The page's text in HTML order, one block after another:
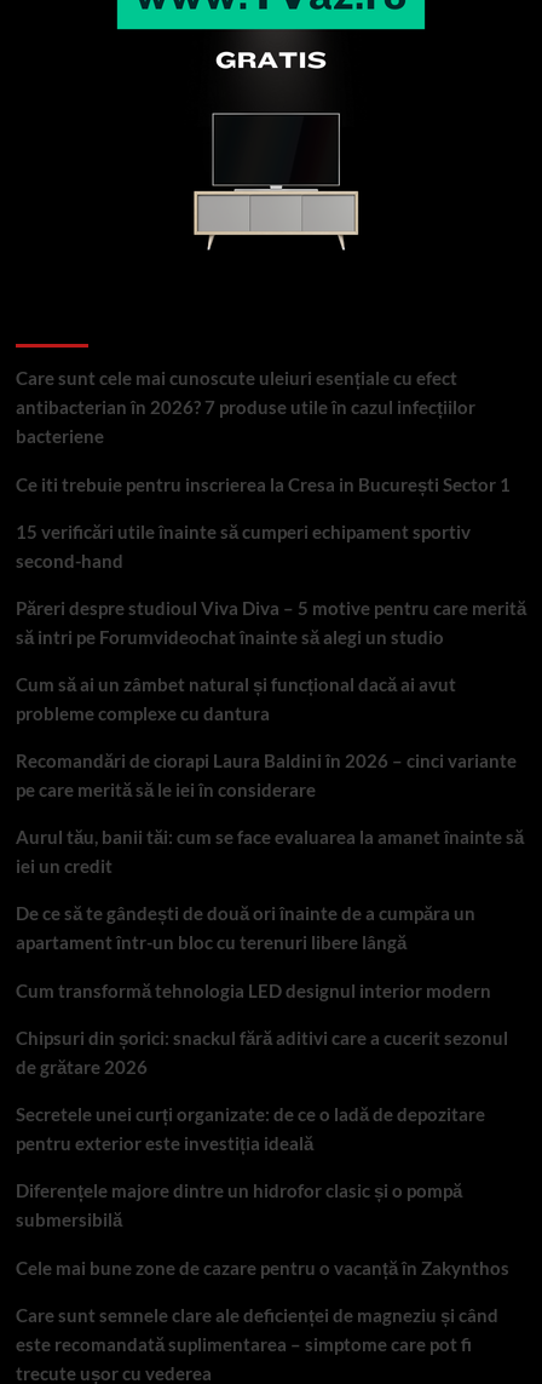
Care sunt cele mai cunoscute uleiuri esențiale cu efect
antibacterian în 2026? 7 produse utile în cazul infecțiilor
bacteriene
Ce iti trebuie pentru inscrierea la Cresa in București Sector 1
15 verificări utile înainte să cumperi echipament sportiv
second-hand
Păreri despre studioul Viva Diva – 5 motive pentru care merită
să intri pe Forumvideochat înainte să alegi un studio
Cum să ai un zâmbet natural și funcțional dacă ai avut
probleme complexe cu dantura
Recomandări de ciorapi Laura Baldini în 2026 – cinci variante
pe care merită să le iei în considerare
Aurul tău, banii tăi: cum se face evaluarea la amanet înainte să
iei un credit
De ce să te gândești de două ori înainte de a cumpăra un
apartament într-un bloc cu terenuri libere lângă
Cum transformă tehnologia LED designul interior modern
Chipsuri din șorici: snackul fără aditivi care a cucerit sezonul
de grătare 2026
Secretele unei curți organizate: de ce o ladă de depozitare
pentru exterior este investiția ideală
Diferențele majore dintre un hidrofor clasic și o pompă
submersibilă
Cele mai bune zone de cazare pentru o vacanță în Zakynthos
Care sunt semnele clare ale deficienței de magneziu și când
este recomandată suplimentarea – simptome care pot fi
trecute ușor cu vederea